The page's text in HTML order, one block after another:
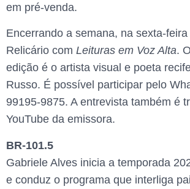
em pré-venda.
Encerrando a semana, na sexta-
Relicário com Leituras em Voz Alta.
edição é o artista visual e poeta
Russo. É possível participar pelo
99195-9875. A entrevista também é
YouTube da emissora.
BR-101.5
Gabriele Alves inicia a temporada
e conduz o programa que interliga